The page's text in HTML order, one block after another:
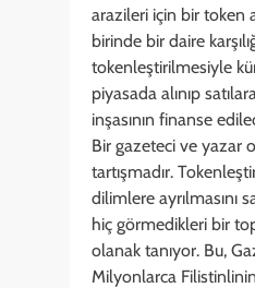
arazileri için bir token
birinde bir daire
tokenleştirilmesiyle
piyasada alınıp
inşasının finanse
Bir gazeteci ve yazar
tartışmadır.
dilimlere ayrılmasını
hiç görmedikleri bir
olanak tanıyor. Bu,
Milyonlarca